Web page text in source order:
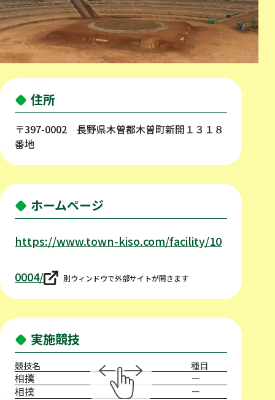
住所
〒397-0002 長野県木曽郡木曽町新開１３１８
番地
ホームページ
https://www.town-kiso.com/facility/10
0004/ 別ウィンドウで外部サイトが開きます
実施競技
競技名 種目
相撲
－
相撲
－